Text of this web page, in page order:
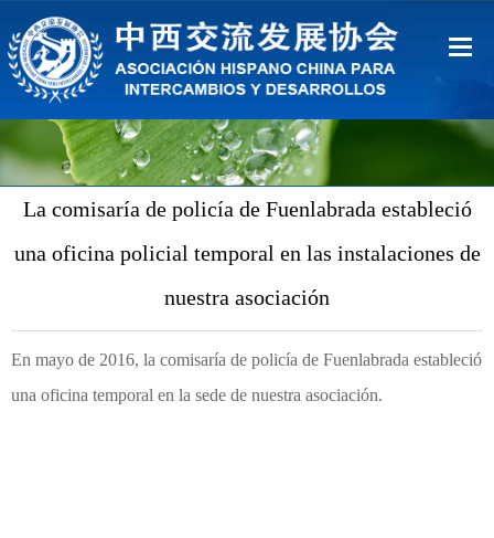
Inicio
Sobre Nosotros
Español
La comisaría de policía de Fuenlabrada estableció
una oficina policial temporal en las instalaciones de
nuestra asociación
En mayo de 2016, la comisaría de policía de Fuenlabrada estableció
una oficina temporal en la sede de nuestra asociación.